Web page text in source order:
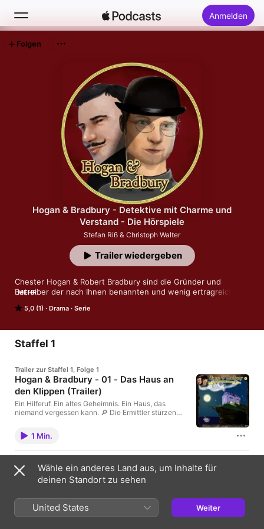
Anmelden
Top-Charts
Hogan & Bradbury - Detektive mit Charme und
Verstand - Die Hörspiele
Stefan Riß & Christoph Walter
5,0 (1) Drama Serie
Chester Hogan & Robert Bradbury sind die Gründer und
Betreiber der nach Ihnen benannten und wenig ertragreichen
der Dreissigerjahre und somit zu einer Zeit, die von vielen
Revolution in Europa ist in vollem Gange…
MEHR
Trailer wiedergeben
Folgen
Staffel 1
Trailer zur Staffel 1, Folge 1
Hogan & Bradbury - 01 - Das Haus an
den Klippen (Trailer)
Ein Hilferuf. Ein altes Geheimnis. Ein Haus, das
niemand vergessen kann. 🔎 Die Ermittler stürzen
lieb ist. Mächte, die im Verborgenen wirken. Ein Ort,
der den Verstand fordert. Jetzt im Trailer.
#HoganUndBradbury #Hörspiel #Mystery Um
keinen Fall zu verpassen folge uns auf Youtube,
Instagram oder überall wo es Podcasts gibt. Alle
Information immer unter www.hoganandbradbury.de.
1 Min.
Hogan & Bradbury - 01 - Das Haus an
den Klippen
Die Detektive folgen dem Hilferuf eines alten
Schulfreundes von Chester und geraten in eine
schreckliche Verschwörung, an der größere Mächte
Wähle ein anderes Land aus, um Inhalte für
deinen Standort zu sehen
United States Weiter